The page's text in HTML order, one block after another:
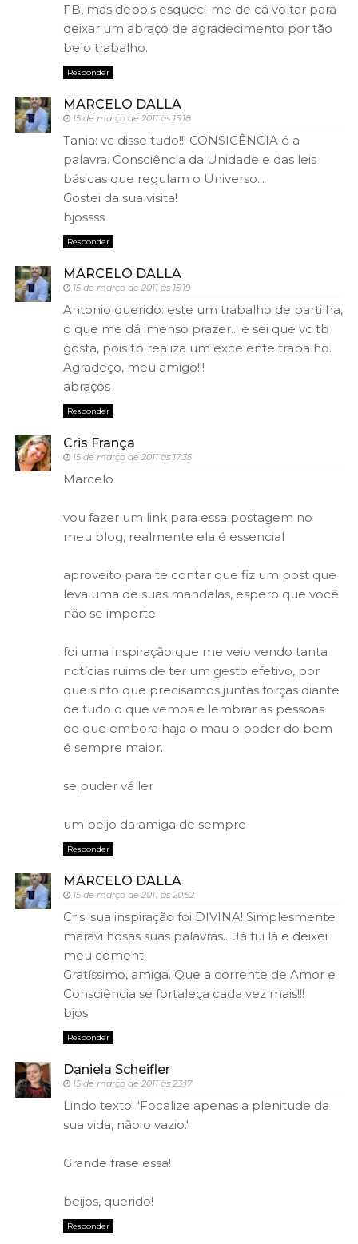
FB, mas depois esqueci-me de cá voltar para
deixar um abraço de agradecimento por tão
belo trabalho.
Responder
MARCELO DALLA
15 de março de 2011 às 15:18
Tania: vc disse tudo!!! CONSICÊNCIA é a
palavra. Consciência da Unidade e das leis
básicas que regulam o Universo...
Gostei da sua visita!
bjossss
Responder
MARCELO DALLA
15 de março de 2011 às 15:19
Antonio querido: este um trabalho de partilha,
o que me dá imenso prazer... e sei que vc tb
gosta, pois tb realiza um excelente trabalho.
Agradeço, meu amigo!!!
abraços
Responder
Cris França
15 de março de 2011 às 17:35
Marcelo
vou fazer um link para essa postagem no
meu blog, realmente ela é essencial
aproveito para te contar que fiz um post que
leva uma de suas mandalas, espero que você
não se importe
foi uma inspiração que me veio vendo tanta
notícias ruims de ter um gesto efetivo, por
que sinto que precisamos juntas forças diante
de tudo o que vemos e lembrar as pessoas
de que embora haja o mau o poder do bem
é sempre maior.
se puder vá ler
um beijo da amiga de sempre
Responder
MARCELO DALLA
15 de março de 2011 às 20:52
Cris: sua inspiração foi DIVINA! Simplesmente
maravilhosas suas palavras... Já fui lá e deixei
meu coment.
Gratíssimo, amiga. Que a corrente de Amor e
Consciência se fortaleça cada vez mais!!!
bjos
Responder
Daniela Scheifler
15 de março de 2011 às 23:17
Lindo texto! 'Focalize apenas a plenitude da
sua vida, não o vazio.'
Grande frase essa!
beijos, querido!
Responder